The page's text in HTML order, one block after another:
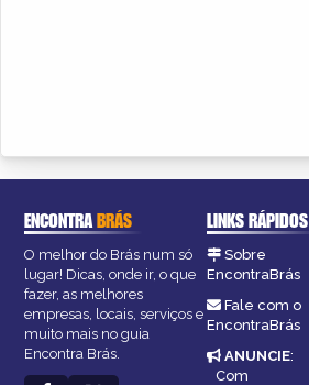
ENCONTRABRÁS
O melhor do Brás num só
lugar! Dicas, onde ir, o que
fazer, as melhores
empresas, locais, serviços e
muito mais no guia
Encontra Brás.
LINKS RÁPIDOS
Sobre
EncontraBrás
Fale com o
EncontraBrás
ANUNCIE:
Com